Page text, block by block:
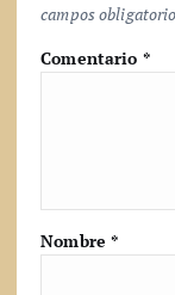
campos
Comentario *
Nombre*